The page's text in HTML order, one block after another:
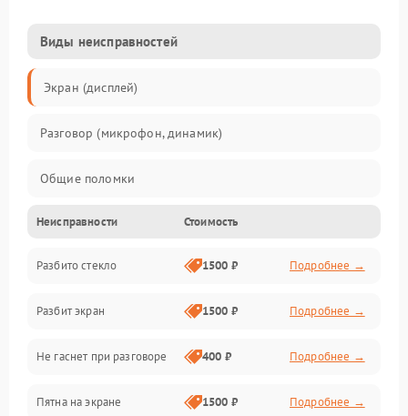
Виды неисправностей
Экран (дисплей)
Разговор (микрофон, динамик)
Общие поломки
Проблемы связи
Камеры
Проблемы с дисплеем и сенсором
Зарядка
Проблемы с питанием, зарядкой и аккумулятором
Неисправности Стоимость
Разбито стекло 1500 ₽ Подробнее →
Разбит экран 1500 ₽ Подробнее →
Не гаснет при разговоре 400 ₽ Подробнее →
Пятна на экране 1500 ₽ Подробнее →